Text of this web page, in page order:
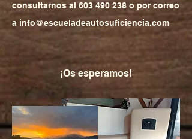
consultarnos al603 490 238 o por correo
a info@escueladeautosuficiencia.com
¡Os esperamos!